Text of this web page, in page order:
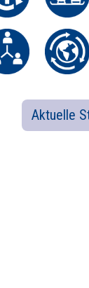
Aktuelle